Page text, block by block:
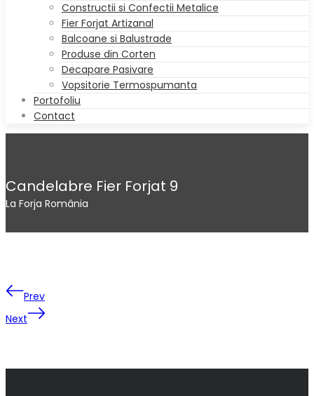
Constructii si Confectii Metalice
Fier Forjat Artizanal
Balcoane si Balustrade
Produse din Corten
Decapare Pasivare
Vopsitorie Termospumanta
Portofoliu
Contact
Candelabre Fier Forjat 9
La Forja România
Prev
Next